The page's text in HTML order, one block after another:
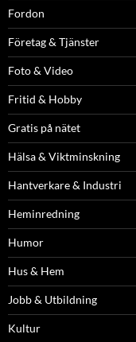
Fordon
Företag & Tjänster
Foto & Video
Fritid & Hobby
Gratis på nätet
Hälsa & Viktminskning
Hantverkare & Industri
Heminredning
Humor
Hus & Hem
Jobb & Utbildning
Kultur